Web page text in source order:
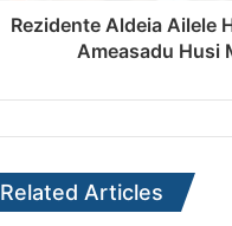
Rezidente Aldeia Ailele
Ameasadu Husi
Related Articles